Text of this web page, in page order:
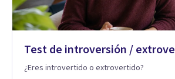
Test de introversión /
¿Eres introvertido o extrovertido?